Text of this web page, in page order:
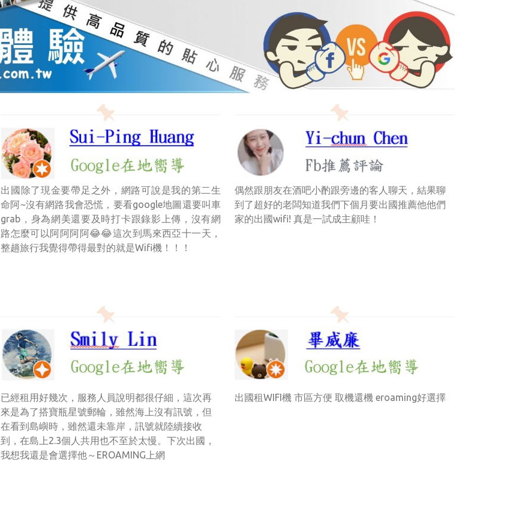
出國除了現金要帶足之外，網路可說是我的第二生
命阿~沒有網路我會恐慌，要看google地圖還要叫車
grab，身為網美還要及時打卡跟錄影上傳，沒有網
路怎麼可以阿阿阿阿😂😂這次到馬來西亞十一天，
整趟旅行我覺得帶得最對的就是Wifi機！！！
偶然跟朋友在酒吧小酌跟旁邊的客人聊天，結果聊
到了超好的老闆知道我們下個月要出國推薦他他們
家的出國wifi! 真是一試成主顧哇！
已經租用好幾次，服務人員說明都很仔細，這次再
來是為了搭寶瓶星號郵輪，雖然海上沒有訊號，但
在看到島嶼時，雖然還未靠岸，訊號就陸續接收
到，在島上2.3個人共用也不至於太慢。下次出國，
我想我還是會選擇他～EROAMING上網
出國租WIFI機 市區方便 取機還機 eroaming好選擇